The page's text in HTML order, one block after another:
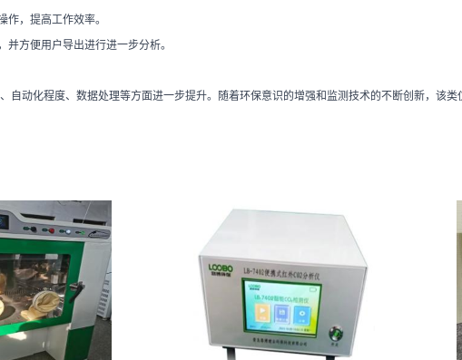
，提高工作效率。
方便用户导出进行进一步分析。
动化程度、数据处理等方面进一步提升。随着环保意识的增强和监测技术的不断创新，该